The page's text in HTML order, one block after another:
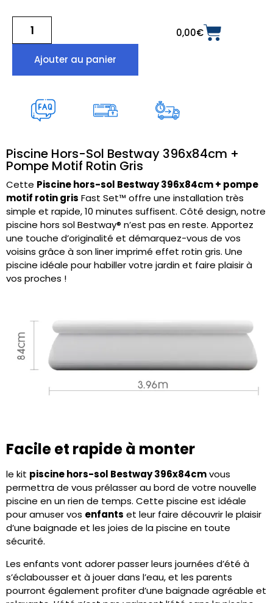
Ajouter au panier
0,00€
Piscine Hors-Sol Bestway 396x84cm +
Pompe Motif Rotin Gris
Cette Piscine hors-sol Bestway 396x84cm + pompe
motif rotin gris Fast Set™ offre une installation très
simple et rapide, 10 minutes suffisent. Côté design, notre
piscine hors sol Bestway® n’est pas en reste. Apportez
une touche d’originalité et démarquez-vous de vos
voisins grâce à son liner imprimé effet rotin gris. Une
piscine idéale pour habiller votre jardin et faire plaisir à
vos proches !
Facile et rapide à monter
le kit piscine hors-sol Bestway 396x84cmvous
permettra de vous prélasser au bord de votre nouvelle
piscine en un rien de temps. Cette piscine est idéale
pour amuser vos enfants et leur faire découvrir le plaisir
d’une baignade et les joies de la piscine en toute
sécurité.
Les enfants vont adorer passer leurs journées d’été à
s’éclabousser et à jouer dans l’eau, et les parents
pourront également profiter d’une baignade agréable et